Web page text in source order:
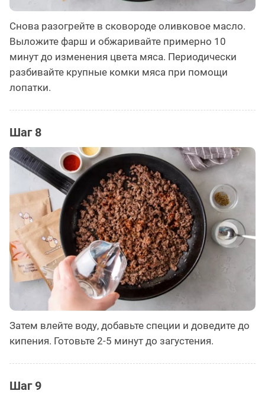
Снова разогрейте в сковороде оливковое масло.
Выложите фарш и обжаривайте примерно 10
минут до изменения цвета мяса. Периодически
разбивайте крупные комки мяса при помощи
лопатки.
Шаг 8
Затем влейте воду, добавьте специи и доведите до
кипения. Готовьте 2-5 минут до загустения.
Шаг 9